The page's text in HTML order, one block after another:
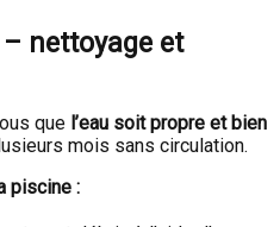
nettoyage et
que l’eau soit propre et bien
mois sans circulation.
piscine :